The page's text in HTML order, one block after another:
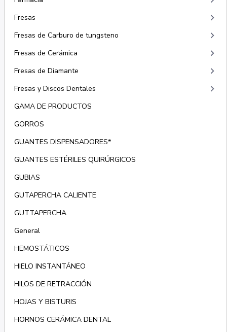
Fresas keyboard_arrow_right
Fresas de Carburo de tungsteno keyboard_arrow_right
Fresas de Cerámica keyboard_arrow_right
Fresas de Diamante keyboard_arrow_right
Fresas y Discos Dentales keyboard_arrow_right
GAMA DE PRODUCTOS
GORROS
GUANTES DISPENSADORES*
GUANTES ESTÉRILES QUIRÚRGICOS
GUBIAS
GUTAPERCHA CALIENTE
GUTTAPERCHA
General
HEMOSTÁTICOS
HIELO INSTANTÁNEO
HILOS DE RETRACCIÓN
HOJAS Y BISTURIS
HORNOS CERÁMICA DENTAL